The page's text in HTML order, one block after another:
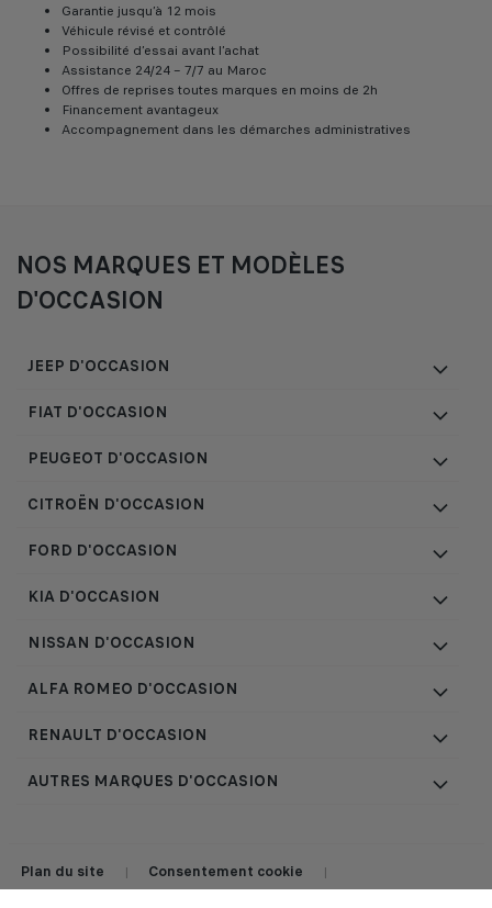
Garantie jusqu’à 12 mois
Véhicule révisé et contrôlé
Possibilité d’essai avant l’achat
Assistance 24/24 – 7/7 au Maroc
Offres de reprises toutes marques en moins de 2h
Financement avantageux
Accompagnement dans les démarches administratives
NOS MARQUES ET MODÈLES
D'OCCASION
JEEP D'OCCASION
FIAT D'OCCASION
PEUGEOT D'OCCASION
CITROËN D'OCCASION
FORD D'OCCASION
KIA D'OCCASION
NISSAN D'OCCASION
ALFA ROMEO D'OCCASION
RENAULT D'OCCASION
AUTRES MARQUES D'OCCASION
Plan du site | Consentement cookie |